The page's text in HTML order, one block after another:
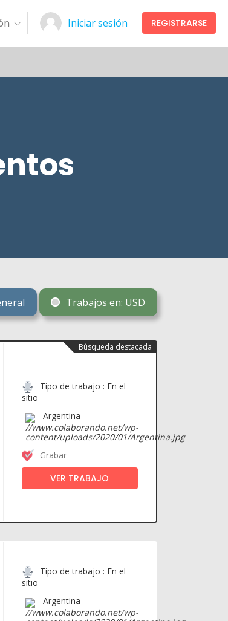
Iniciar sesión REGISTRARSE
Trabajos en: USD
Búsqueda destacada
Tipo de trabajo : En el
sitio
Argentina
Grabar
VER TRABAJO
Tipo de trabajo : En el
sitio
Argentina